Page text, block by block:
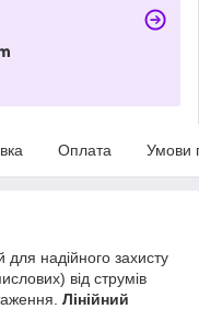
Оплата Умови
для надійного захисту
від струмів
Лінійний